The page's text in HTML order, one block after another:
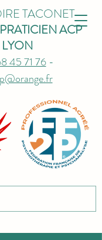
TACONET
ACP
LYON
45 71 76-